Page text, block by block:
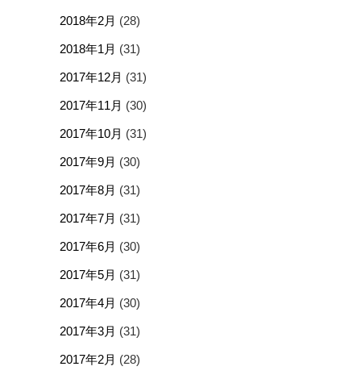
2018年2月 (28)
2018年1月 (31)
2017年12月 (31)
2017年11月 (30)
2017年10月 (31)
2017年9月 (30)
2017年8月 (31)
2017年7月 (31)
2017年6月 (30)
2017年5月 (31)
2017年4月 (30)
2017年3月 (31)
2017年2月 (28)